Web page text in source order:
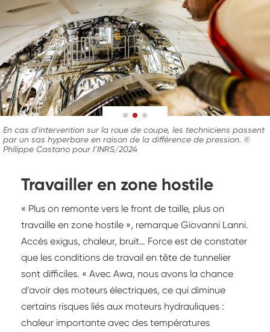
En cas d'intervention sur la roue de coupe, les techniciens passent
par un sas hyperbare en raison de la différence de pression. ©
Philippe Castano pour l’INRS/2024
Travailler en zone hostile
« Plus on remonte vers le front de taille, plus on
travaille en zone hostile », remarque Giovanni Lanni.
Accès exigus, chaleur, bruit… Force est de constater
que les conditions de travail en tête de tunnelier
sont difficiles. « Avec Awa, nous avons la chance
d’avoir des moteurs électriques, ce qui diminue
certains risques liés aux moteurs hydrauliques :
chaleur importante avec des températures